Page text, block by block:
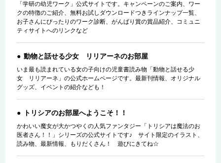
「学研の幼児ワーク」公式サイトです。キャンペーンのご案内、ワー
クの特徴のご紹介、無料お試しダウンロードつきラインナップ一覧、
お子さんにぴったりのワーク診断、がんばり賞の賞品紹介、コミュニ
ティサイトへのリンクなど
動物と話せる少女 リリアーネのお部屋
いま最も読まれている女の子向けの児童書読み物「動物と話せる少
女 リリアーネ」の公式ホームページです。最新刊情報、オリジナル
グッズ、イベントの紹介なども！
トリシアのお部屋へようこそ！！
かわいい魔女が大かつやくの人気ファンタジー「トリシアは魔法のお
医者さん！！」シリーズの公式サイトです♪ サイト限定のイラスト、
読み物、最新情報、もりだくさん！ 遊びにきてね☆